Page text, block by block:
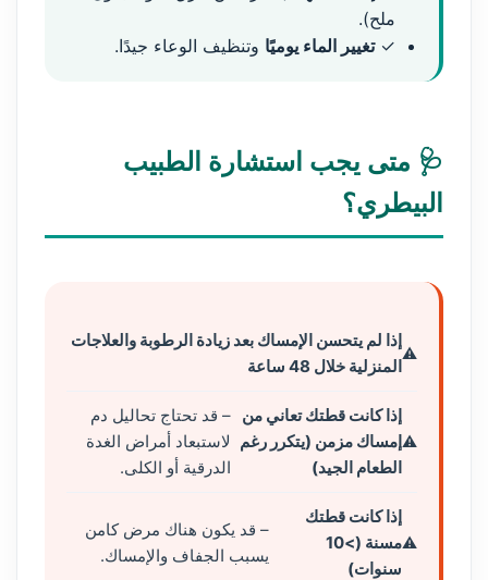
ملح).
✓تغيير الماء يوميًا وتنظيف الوعاء جيدًا.
🩺 متى يجب استشارة الطبيب
البيطري؟
إذا لم يتحسن الإمساك بعد زيادة الرطوبة والعلاجات
المنزلية خلال 48 ساعة
إذا كانت قطتك تعاني من
إمساك مزمن (يتكرر رغم
الطعام الجيد)
– قد تحتاج تحاليل دم
لاستبعاد أمراض الغدة
الدرقية أو الكلى.
إذا كانت قطتك
مسنة (>10
سنوات)
– قد يكون هناك مرض كامن
يسبب الجفاف والإمساك.